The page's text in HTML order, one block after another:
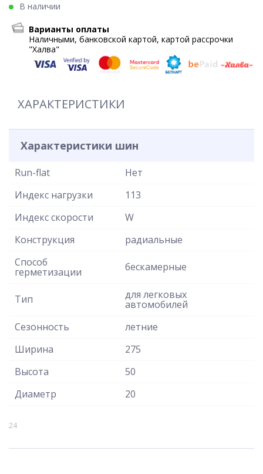
В наличии
Варианты оплаты
Наличными, банковской картой, картой рассрочки
"Халва"
ХАРАКТЕРИСТИКИ
Характеристики шин
Run-flat
Нет
Индекс нагрузки
113
Индекс скорости
W
Конструкция
радиальные
Способ
герметизации бескамерные
Тип для легковых
автомобилей
Сезонность
летние
Ширина
275
Высота
50
Диаметр
20
24